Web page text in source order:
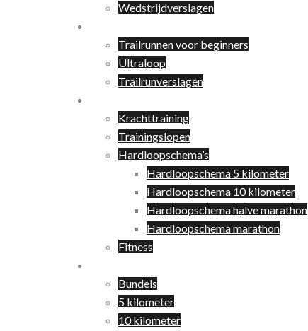
Wedstrijdverslagen
Trailrunnen voor beginners
Ultraloop
Trailrunverslagen
Krachttraining
Trainingslopen
Hardloopschema’s
Hardloopschema 5 kilometer
Hardloopschema 10 kilometer
Hardloopschema halve marathon
Hardloopschema marathon
Fitness
Bundels
5 kilometer
10 kilometer